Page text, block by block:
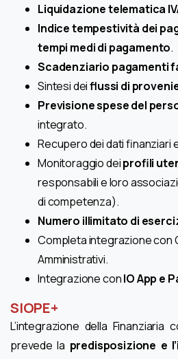
Liquidazione telematica
Indice tempestività dei
tempi medi di pagamento.
Scadenziario pagamenti
Sintesi deiflussi di
Previsione spese del
integrato.
Recupero dei dati finanziari
Monitoraggio deiprofili
responsabili e loro
di competenza).
Numero illimitato di
Completa integrazione con
Amministrativi.
Integrazione conIO App e
SIOPE+
L’integrazione della Finanziaria
prevede la predisposizione e